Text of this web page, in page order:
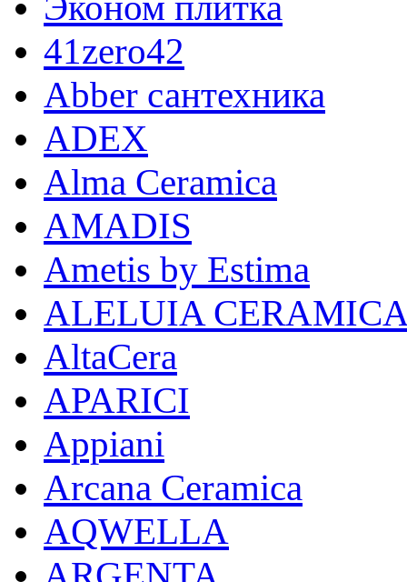
41zero42
Abber сантехника
ADEX
Alma Ceramica
AMADIS
Ametis by Estima
ALELUIA
AltaCera
APARICI
Appiani
Arcana Ceramica
AQWELLA